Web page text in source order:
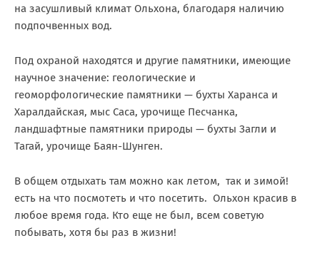
на засушливый климат Ольхона, благодаря наличию
подпочвенных вод.
Под охраной находятся и другие памятники, имеющие
научное значение: геологические и
геоморфологические памятники — бухты Харанса и
Харалдайская, мыс Саса, урочище Песчанка,
ландшафтные памятники природы — бухты Загли и
Тагай, урочище Баян-Шунген.
В общем отдыхать там можно как летом, так и зимой!
есть на что посмотеть и что посетить. Ольхон красив в
любое время года. Кто еще не был, всем советую
побывать, хотя бы раз в жизни!